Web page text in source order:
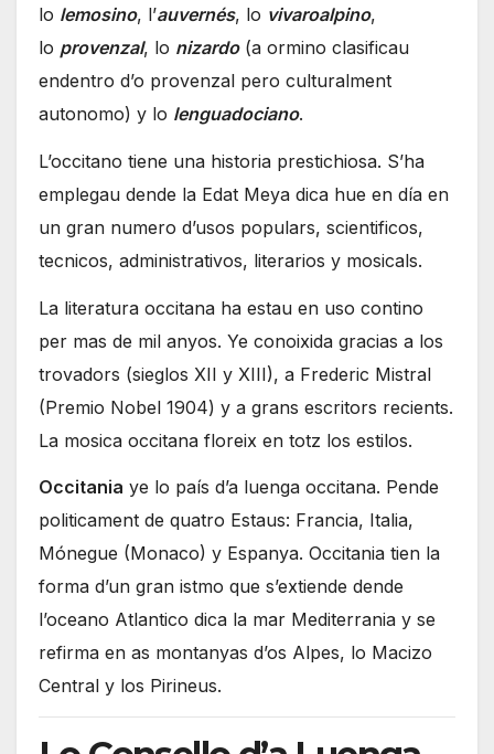
lo lemosino, l’auvernés, lo vivaroalpino,
lo provenzal, lo nizardo(a ormino clasificau
endentro d’o provenzal pero culturalment
autonomo) y lo lenguadociano.
L’occitano tiene una historia prestichiosa. S’ha
emplegau dende la Edat Meya dica hue en día en
un gran numero d’usos populars, scientificos,
tecnicos, administrativos, literarios y mosicals.
La literatura occitana ha estau en uso contino
per mas de mil anyos. Ye conoixida gracias a los
trovadors (sieglos XII y XIII), a Frederic Mistral
(Premio Nobel 1904) y a grans escritors recients.
La mosica occitana floreix en totz los estilos.
Occitania ye lo país d’a luenga occitana. Pende
politicament de quatro Estaus: Francia, Italia,
Mónegue (Monaco) y Espanya. Occitania tien la
forma d’un gran istmo que s’extiende dende
l’oceano Atlantico dica la mar Mediterrania y se
refirma en as montanyas d’os Alpes, lo Macizo
Central y los Pirineus.